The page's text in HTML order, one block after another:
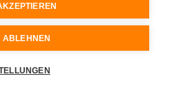
24 Monate
s
ABLEHNEN